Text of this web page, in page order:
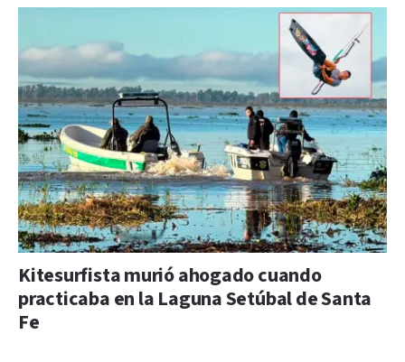
Kitesurfista murió ahogado cuando
practicaba en la Laguna Setúbal de Santa
Fe